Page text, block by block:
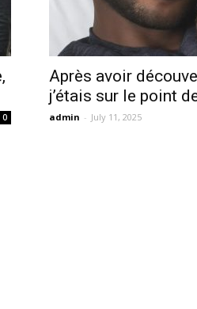
0
Après avoir
j’étais sur le point
admin - July 11, 2025